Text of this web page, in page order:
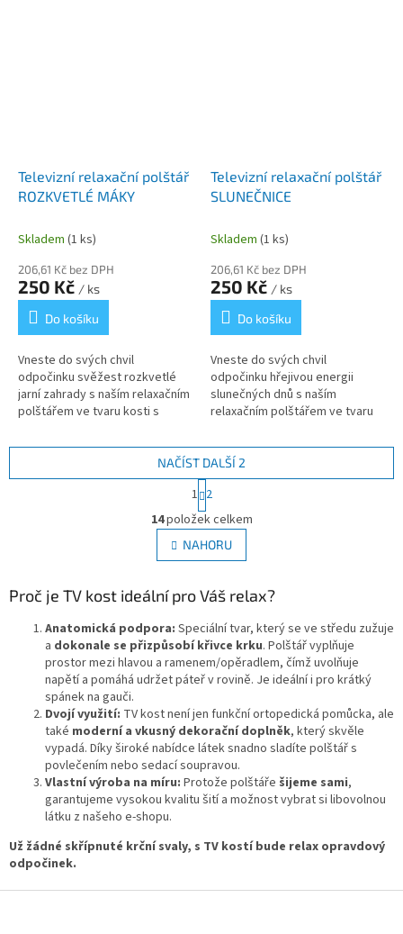
Televizní relaxační polštář
ROZKVETLÉ MÁKY
Skladem (1 ks)
206,61 Kč bez DPH
250 Kč / ks
Do košíku
Vneste do svých chvil
odpočinku svěžest rozkvetlé
jarní zahrady s naším relaxačním
polštářem ve tvaru kosti s
Veselý vzor s barevnými květy...
Televizní relaxační polštář
SLUNEČNICE
Skladem (1 ks)
206,61 Kč bez DPH
250 Kč / ks
Do košíku
Vneste do svých chvil
odpočinku hřejivou energii
slunečných dnů s naším
relaxačním polštářem ve tvaru
Veselý vzor s rozkvetlými
žlutými květy potěší...
O
v
l
á
a
í
p
r
v
y
v
ý
p
i
s
NAČÍST DALŠÍ 2
S
t
r
á
n
k
v
n
í
1 2
14položek celkem
NAHORU
Proč je TV kost ideální pro Váš relax?
Anatomická podpora: Speciální tvar, který se ve středu zužuje
a dokonale se přizpůsobí křivce krku. Polštář vyplňuje
prostor mezi hlavou a ramenem/opěradlem, čímž uvolňuje
napětí a pomáhá udržet páteř v rovině. Je ideální i pro krátký
spánek na gauči.
Dvojí využití: TV kost není jen funkční ortopedická pomůcka, ale
také moderní a vkusný dekorační doplněk, který skvěle
vypadá. Díky široké nabídce látek snadno sladíte polštář s
povlečením nebo sedací soupravou.
Vlastní výroba na míru: Protože polštáře šijeme sami,
garantujeme vysokou kvalitu šití a možnost vybrat si libovolnou
látku z našeho e-shopu.
Už žádné skřípnuté krční svaly, s TV kostí bude relax opravdový
odpočinek.